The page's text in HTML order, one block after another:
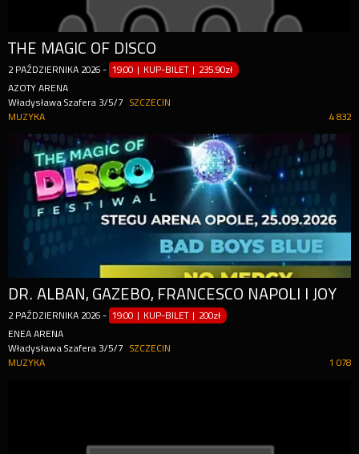
THE MAGIC OF DISCO
2 PAŹDZIERNIKA 2026 - 19:00 | KUP-BILET | 235.90zł
AZOTY ARENA
Władysława Szafera 3/5/7
SZCZECIN
4 832
MUZYKA
DR. ALBAN, GAZEBO, FRANCESCO NAPOLI I JOY
2 PAŹDZIERNIKA 2026 - 19:00 | KUP-BILET | 200zł
ENEA ARENA
Władysława Szafera 3/5/7
SZCZECIN
1 078
MUZYKA